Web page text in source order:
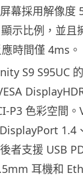
幕採用解像度
示比例，並且
時間僅 4ms。
S9 S95UC
P3 色彩空間
1.4
者支援 USB
耳機和